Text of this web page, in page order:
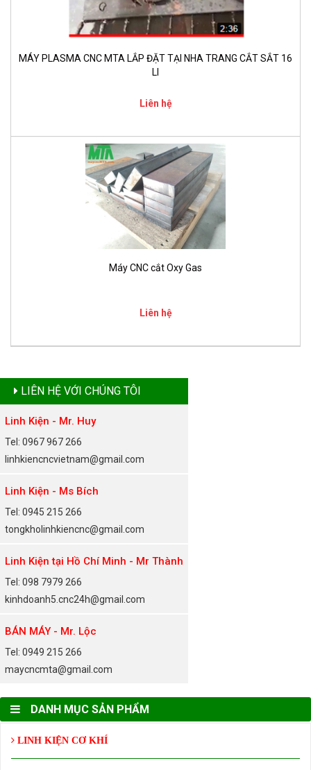
MÁY PLASMA CNC MTA LẮP ĐẶT TẠI NHA TRANG CẮT SẮT 16
LI
Liên hệ
Máy CNC cắt Oxy Gas
Liên hệ
LIÊN HỆ VỚI CHÚNG TÔI
Linh Kiện - Mr. Huy
Tel: 0967 967 266
linhkiencncvietnam@gmail.com
Linh Kiện - Ms Bích
Tel: 0945 215 266
tongkholinhkiencnc@gmail.com
Linh Kiện tại Hồ Chí Minh - Mr Thành
Tel: 098 7979 266
kinhdoanh5.cnc24h@gmail.com
BÁN MÁY - Mr. Lộc
Tel: 0949 215 266
maycncmta@gmail.com
DANH MỤC SẢN PHẨM
LINH KIỆN CƠ KHÍ